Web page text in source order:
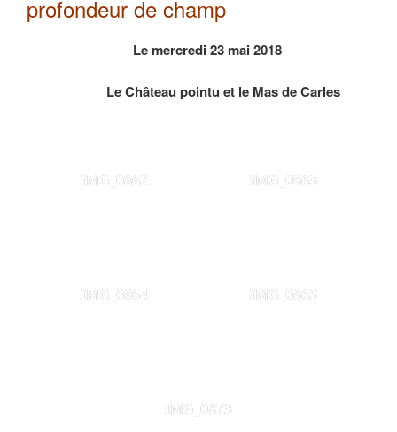
profondeur de champ
Le mercredi 23 mai 2018
Le Château pointu et le Mas de Carles
IMG_0862 IMG_0863
IMG_0864 IMG_0865
IMG_0873